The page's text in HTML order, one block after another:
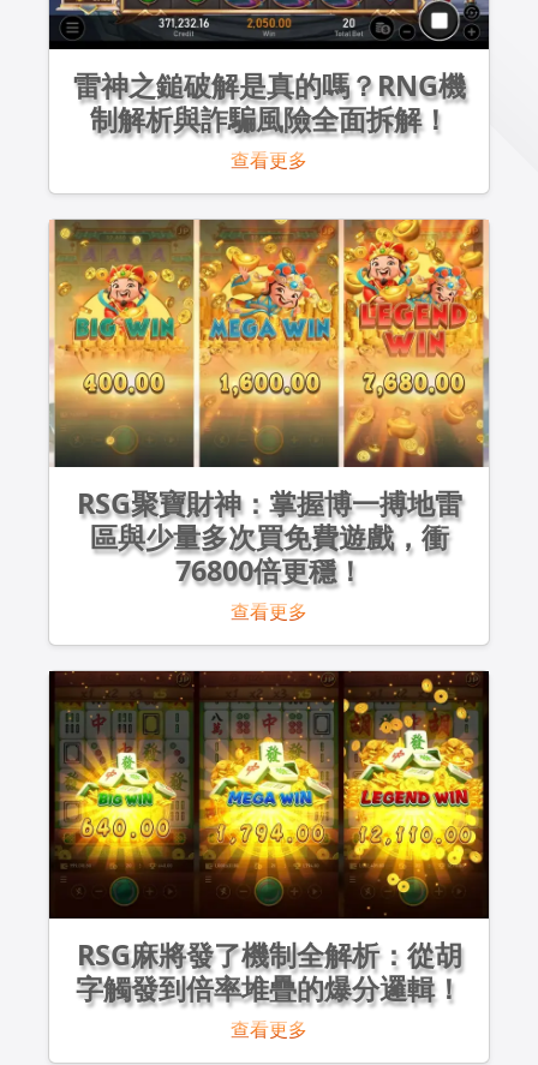
雷神之鎚破解是真的嗎？RNG機
制解析與詐騙風險全面拆解！
查看更多
RSG聚寶財神：掌握博一搏地雷
區與少量多次買免費遊戲，衝
76800倍更穩！
查看更多
RSG麻將發了機制全解析：從胡
字觸發到倍率堆疊的爆分邏輯！
查看更多